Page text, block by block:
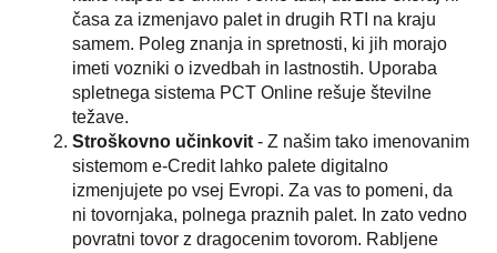
časa za izmenjavo palet in drugih RTI na kraju
samem. Poleg znanja in spretnosti, ki jih morajo
imeti vozniki o izvedbah in lastnostih. Uporaba
spletnega sistema PCT Online rešuje številne
težave.
Stroškovno učinkovit - Z našim tako imenovanim
sistemom e-Credit lahko palete digitalno
izmenjujete po vsej Evropi. Za vas to pomeni, da
ni tovornjaka, polnega praznih palet. In zato vedno
povratni tovor z dragocenim tovorom. Rabljene